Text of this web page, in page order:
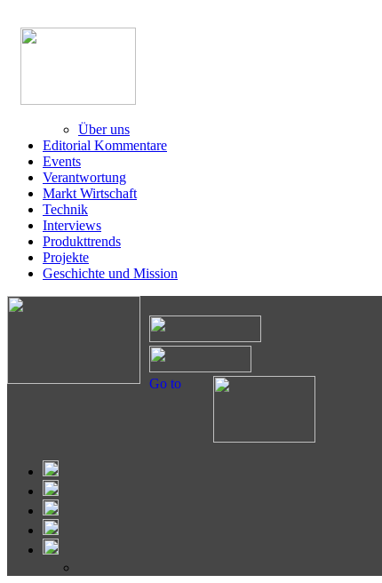
Über uns
Editorial Kommentare
Events
Verantwortung
Markt Wirtschaft
Technik
Interviews
Produkttrends
Projekte
Geschichte und Mission
Go to